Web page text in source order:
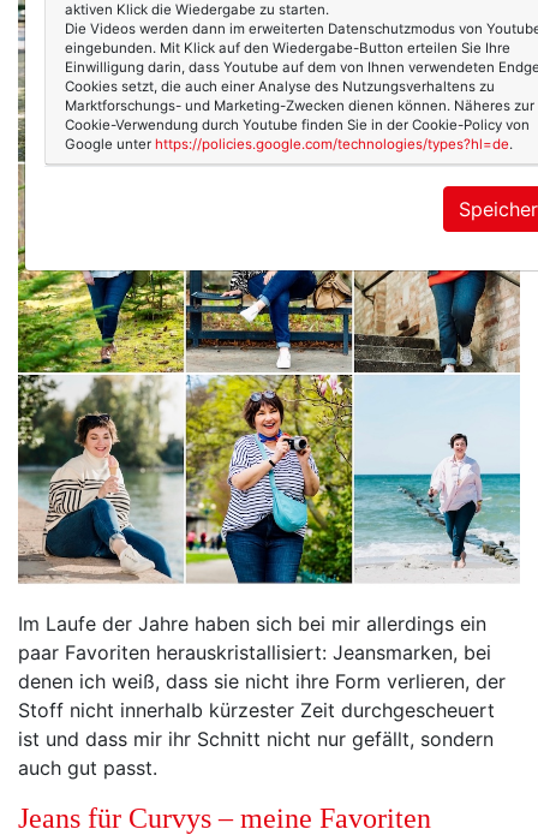
Im Laufe der Jahre haben sich bei mir allerdings ein
paar Favoriten herauskristallisiert: Jeansmarken, bei
denen ich weiß, dass sie nicht ihre Form verlieren, der
Stoff nicht innerhalb kürzester Zeit durchgescheuert
ist und dass mir ihr Schnitt nicht nur gefällt, sondern
auch gut passt.
Jeans für Curvys – meine Favoriten
aktiven Klick die Wiedergabe zu starten.
Die Videos werden dann im erweiterten Datenschutzmodus von
eingebunden. Mit Klick auf den Wiedergabe-Button erteilen Sie Ihre
Einwilligung darin, dass Youtube auf dem von Ihnen verwendeten
Cookies setzt, die auch einer Analyse des Nutzungsverhaltens zu
Marktforschungs- und Marketing-Zwecken dienen können. Näheres zur
Cookie-Verwendung durch Youtube finden Sie in der Cookie-Policy von
Google unter https://policies.google.com/technologies/types?hl=de.